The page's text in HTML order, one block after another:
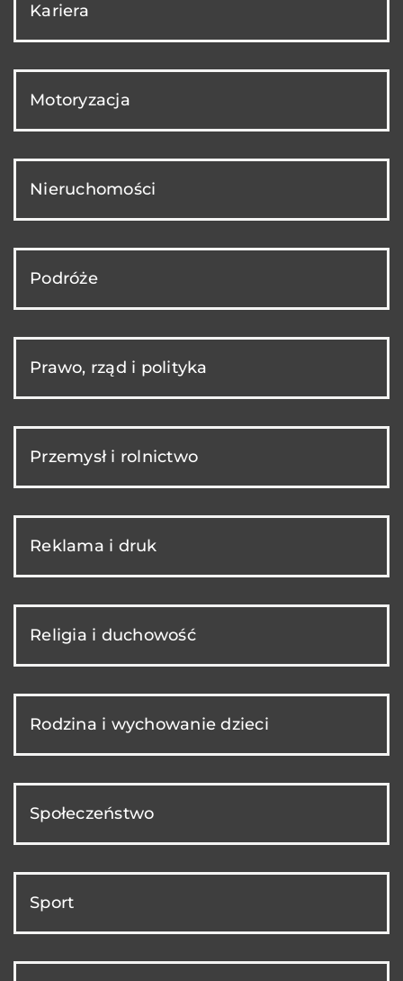
Kariera
Motoryzacja
Nieruchomości
Podróże
Prawo, rząd i polityka
Przemysł i rolnictwo
Reklama i druk
Religia i duchowość
Rodzina i wychowanie dzieci
Społeczeństwo
Sport